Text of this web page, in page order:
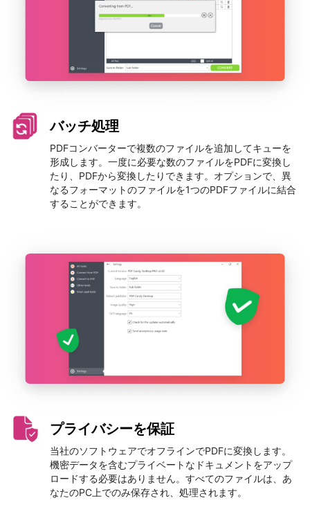
バッチ処理
PDFコンバーターで複数のファイルを追加してキューを
形成します。一度に必要な数のファイルをPDFに変換し
たり、PDFから変換したりできます。オプションで、異
なるフォーマットのファイルを1つのPDFファイルに結合
することができます。
プライバシーを保証
当社のソフトウェアでオフラインでPDFに変換します。
機密データを含むプライベートなドキュメントをアップ
ロードする必要はありません。すべてのファイルは、あ
なたのPC上でのみ保存され、処理されます。